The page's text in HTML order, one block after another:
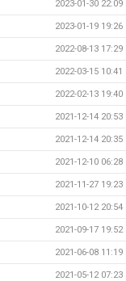
2023-01-30 22:09
2023-01-19 19:26
2022-08-13 17:29
2022-03-15 10:41
2022-02-13 19:40
2021-12-14 20:53
2021-12-14 20:35
2021-12-10 06:28
2021-11-27 19:23
2021-10-12 20:54
2021-09-17 19:52
2021-06-08 11:19
2021-05-12 07:23